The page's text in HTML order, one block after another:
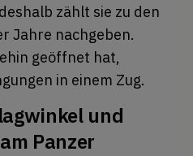
zählt sie zu den
Jahre nachgeben.
geöffnet hat,
in einem Zug.
und
Panzer